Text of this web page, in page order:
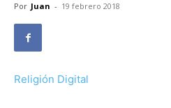
Por Juan - 19 febrero 2018
Religión Digital